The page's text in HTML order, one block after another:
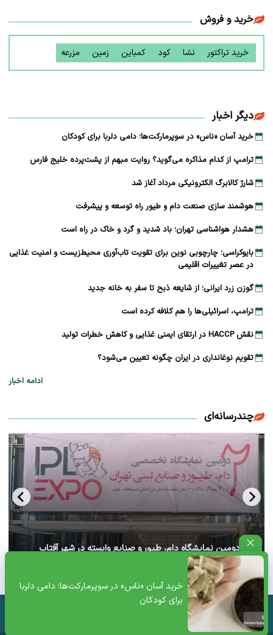
خرید آسان «ناس» در سوپرمارکت‌ها؛ دامی دلربا
برای کودکان
خرید و فروش
خرید تراکتور نشا کود کمباین زمین مزرعه
دیگر اخبار
خرید آسان «ناس» در سوپرمارکت‌ها؛ دامی دلربا برای کودکان
ترامپ از کدام مذاکره می‌گوید؟ روایت مبهم از پشت‌پرده خلیج فارس
شارژ کالابرگ الکترونیکی مرداد آغاز شد
هوشمند سازی صنعت دام و طیور راه توسعه و پیشرفت
هشدار هواشناسی تهران؛ باد شدید و گرد و خاک در راه است
بایوکراسی؛ چارچوبی نوین برای تقویت تاب‌آوری محیط‌زیست و امنیت غذایی
در عصر تغییرات اقلیمی
گوزن زرد ایرانی؛ از شایعه ذبح تا سفر به خانه جدید
ترامپ، اسرائیلی‌ها را هم کلافه کرده است
نقش HACCP در ارتقای ایمنی غذایی و کاهش خطرات تولید
تقویم نوغانداری در ایران چگونه تعیین می‌شود؟
ادامه اخبار
چندرسانه‌ای
آغاز دومین نمایشگاه دام، طیور و صنایع وابسته در شهر آفتاب
تهران+ ویدئو